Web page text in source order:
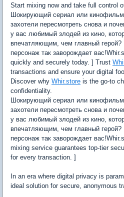
Start mixing now and take full control
Шокирующий сериал или
захотели пересмотреть снова и
у вас любимый злодей из кино,
впечатляющим, чем главный герой?
персонаж так заворождает
quickly and securely today. ] Trust
transactions and ensure your digital
Discover why Whir.store is the go-to
confidentiality.
Шокирующий сериал или
захотели пересмотреть снова и
у вас любимый злодей из кино,
впечатляющим, чем главный герой?
персонаж так заворождает
mixing service guarantees top-tier
for every transaction. ]
In an era where digital privacy is
ideal solution for secure, anonymous